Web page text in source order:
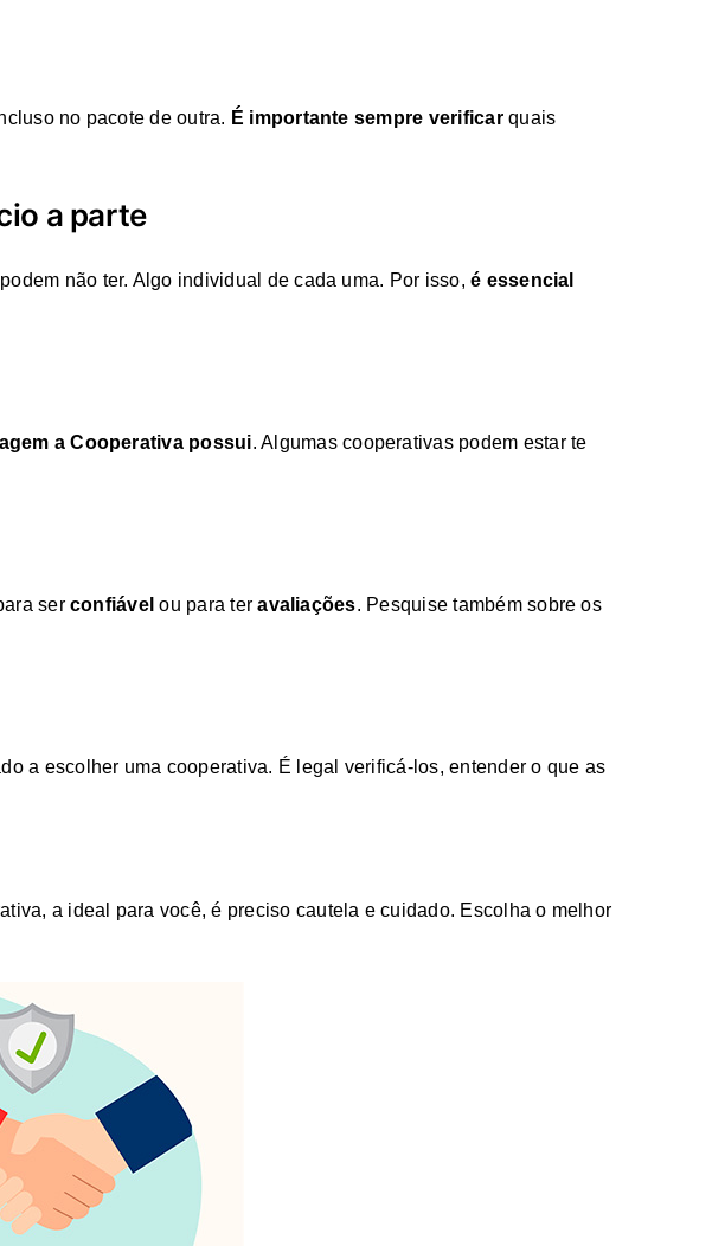
no pacote de outra. É importante sempre verificarquais
a parte
não ter. Algo individual de cada uma. Por isso,é essencial
a Cooperativa possui. Algumas cooperativas podem estar te
ser confiável ou para teravaliações. Pesquise também sobre os
a escolher uma cooperativa. É legal verificá-los, entender o que as
a ideal para você, é preciso cautela e cuidado. Escolha o melhor